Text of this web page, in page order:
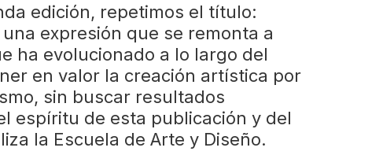
edición, repetimos el título:
expresión que se remonta a
ha evolucionado a lo largo del
en valor la creación artística por
sin buscar resultados
espíritu de esta publicación y del
la Escuela de Arte y Diseño.